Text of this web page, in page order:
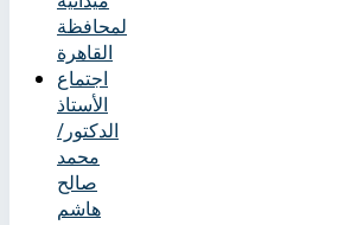
لمحافظة
القاهرة
اجتماع
الأستاذ
الدكتور/
محمد
صالح
هاشم